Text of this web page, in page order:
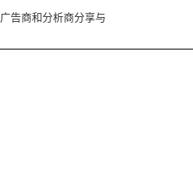
告商和分析商分享与